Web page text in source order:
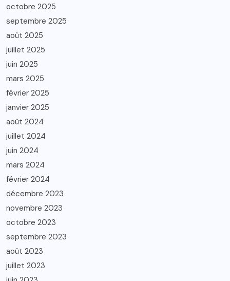
octobre 2025
septembre 2025
août 2025
juillet 2025
juin 2025
mars 2025
février 2025
janvier 2025
août 2024
juillet 2024
juin 2024
mars 2024
février 2024
décembre 2023
novembre 2023
octobre 2023
septembre 2023
août 2023
juillet 2023